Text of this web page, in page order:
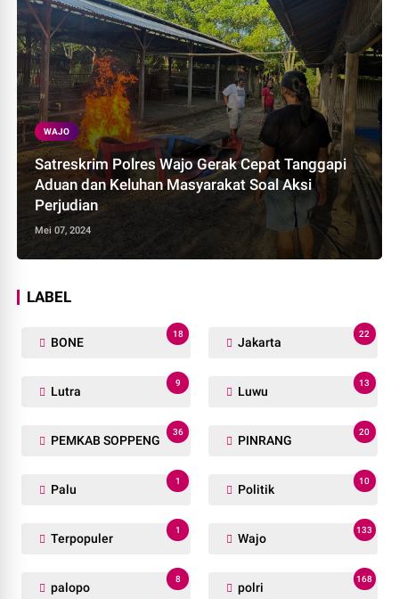
WAJO
Satreskrim Polres Wajo Gerak Cepat Tanggapi
Aduan dan Keluhan Masyarakat Soal Aksi
Perjudian
Mei 07, 2024
LABEL
BONE
18
Jakarta
22
Lutra
9
Luwu
13
PEMKAB SOPPENG
36
PINRANG
20
Palu
1
Politik
10
Terpopuler
1
Wajo
133
palopo
8
polri
168